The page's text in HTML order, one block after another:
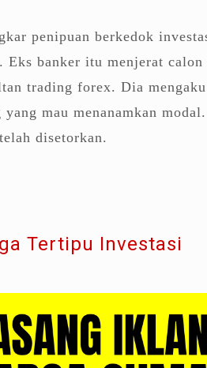
penipuan berkedok
Eks banker itu menjerat calon
trading forex. Dia mengaku
mau menanamkan modal.
disetorkan.
Tertipu Investasi